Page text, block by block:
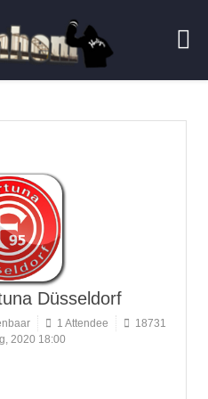
Düsseldorf
1 Attendee
18731
2020 18:00